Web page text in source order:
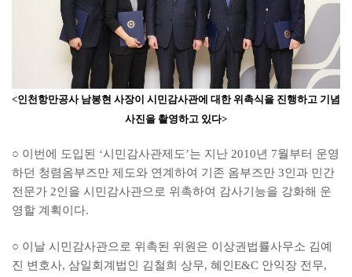
<인천항만공사 남봉현 사장이 시민감사관에 대한 위촉식을 진행하고 기념
사진을 촬영하고 있다>
○ 이번에 도입된 ‘시민감사관제도’는 지난 2010년 7월부터 운영
하던 청렴옴부즈만 제도와 연계하여 기존 옴부즈만 3인과 민간
전문가 2인을 시민감사관으로 위촉하여 감사기능을 강화해 운
영할 계획이다.
○ 이날 시민감사관으로 위촉된 위원은 이상권법률사무소 김예
진 변호사, 삼일회계법인 김철희 상무, 혜인E&C 안익장 전무,